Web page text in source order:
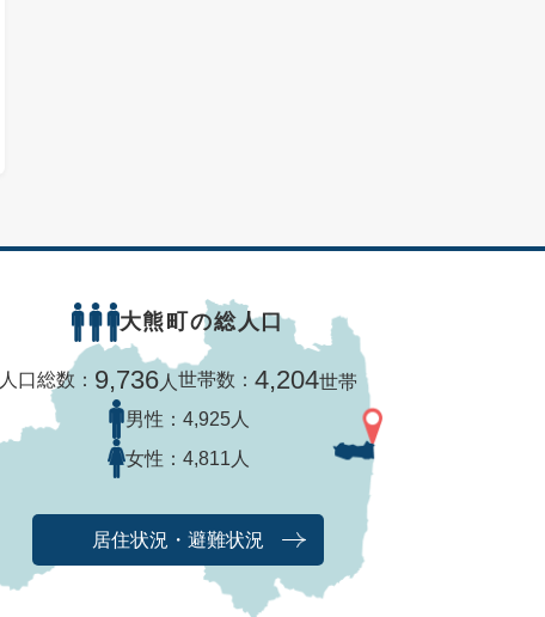
大熊町の総人口
人口総数： 9,736 人 世帯数： 4,204世帯
男性： 4,925人
女性： 4,811人
居住状況・避難状況